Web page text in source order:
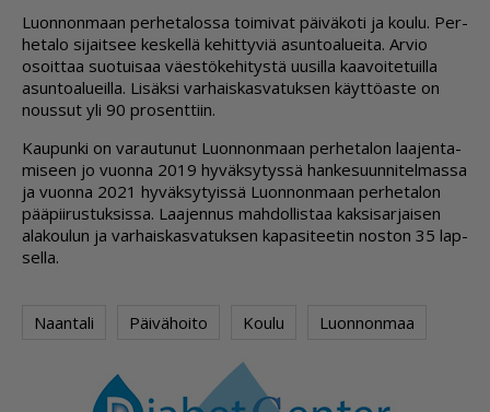
Luon­non­maan per­he­ta­los­sa toi­mi­vat päi­vä­ko­ti ja kou­lu. Per­
he­ta­lo si­jait­see kes­kel­lä ke­hit­ty­viä asun­to­a­lu­ei­ta. Ar­vio
osoit­taa suo­tui­saa vä­es­tö­ke­hi­tys­tä uu­sil­la kaa­voi­te­tuil­la
asun­to­a­lu­eil­la. Li­säk­si var­hais­kas­va­tuk­sen käyt­tö­as­te on
nous­sut yli 90 pro­sent­tiin.
Kau­pun­ki on va­rau­tu­nut Luon­non­maan per­he­ta­lon laa­jen­ta­
mi­seen jo vuon­na 2019 hy­väk­sy­tys­sä han­ke­suun­ni­tel­mas­sa
ja vuon­na 2021 hy­väk­sy­tyis­sä Luon­non­maan per­he­ta­lon
pää­pii­rus­tuk­sis­sa. Laa­jen­nus mah­dol­lis­taa kak­si­sar­jai­sen
ala­kou­lun ja var­hais­kas­va­tuk­sen ka­pa­si­tee­tin nos­ton 35 lap­
sel­la.
Naantali Päivähoito Koulu Luonnonmaa